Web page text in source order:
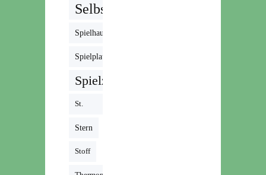
Selbstgemacht
Spielhaus
Spielplatz
Spielzeug
St.
Martin
Stern
Stoff